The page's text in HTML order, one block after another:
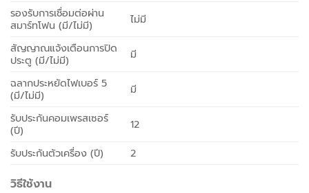
รองรับการเชื่อมต่อผ่าน
สมาร์ทโฟน (มี/ไม่มี)
ไม่มี
สัญญาณแจ้งเตือนการปิด
ประตู (มี/ไม่มี)
มี
ฉลากประหยัดไฟเบอร์ 5
(มี/ไม่มี)
มี
รับประกันคอมเพรสเซอร์
(ปี)
12
รับประกันตัวเครื่อง (ปี)
2
วิธีใช้งาน